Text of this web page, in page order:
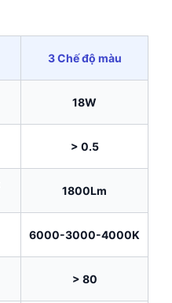
3 Chế độ màu
18W
> 0.5
1800Lm
6000-3000-4000K
> 80